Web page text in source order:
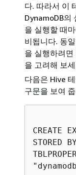
다. 따라서 이
DynamoDB의
을 실행할 때
비됩니다. 동
을 실행하려
을 고려해 보
다음은 Hive
구문을 보여
CREATE
STORED